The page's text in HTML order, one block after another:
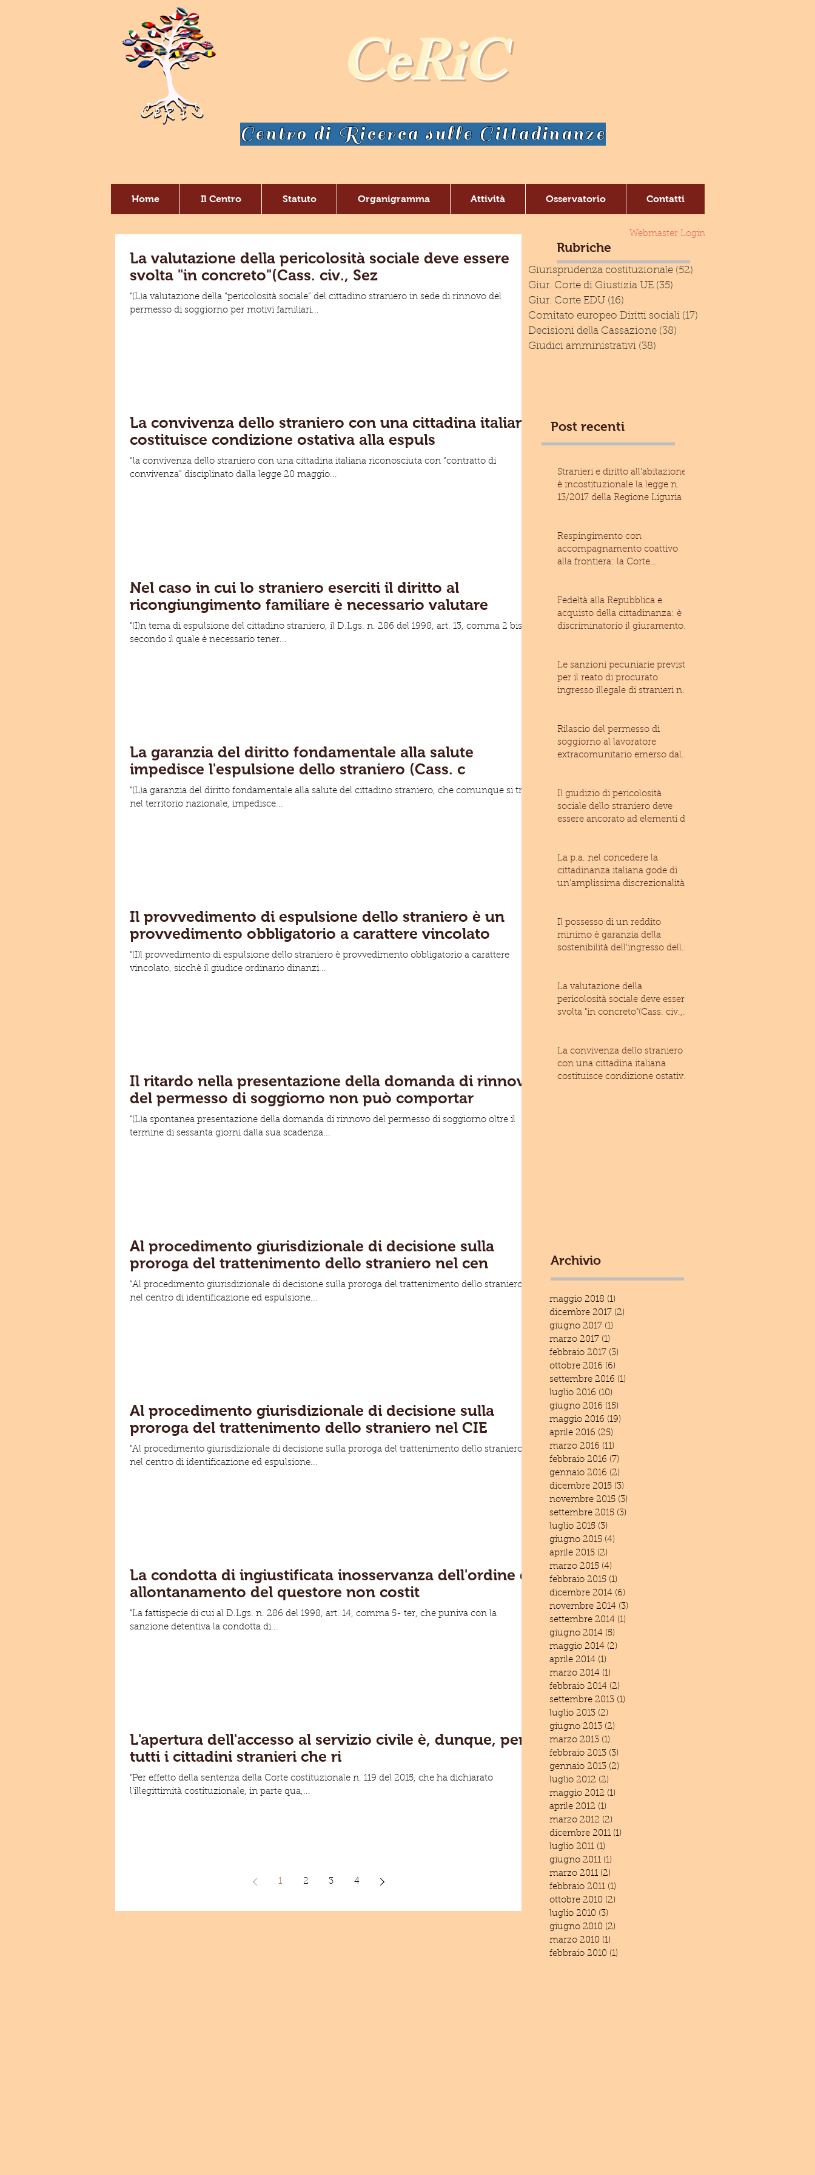
CeRiC
Centro di Ricerca sulle Cittadinanze
Home Il Centro Statuto Organigramma Attività Osservatorio Contatti
La valutazione della pericolosità sociale deve essere
svolta "in concreto"(Cass. civ., Sez
"(L)a valutazione della “pericolosità sociale” del cittadino straniero in sede di rinnovo del
permesso di soggiorno per motivi familiari...
La convivenza dello straniero con una cittadina italiana
costituisce condizione ostativa alla espuls
“la convivenza dello straniero con una cittadina italiana riconosciuta con “contratto di
convivenza” disciplinato dalla legge 20 maggio...
Nel caso in cui lo straniero eserciti il diritto al
ricongiungimento familiare è necessario valutare
"(I)n tema di espulsione del cittadino straniero, il D.Lgs. n. 286 del 1998, art. 13, comma 2 bis,
secondo il quale è necessario tener...
La garanzia del diritto fondamentale alla salute
impedisce l'espulsione dello straniero (Cass. c
"(L)a garanzia del diritto fondamentale alla salute del cittadino straniero, che comunque si trovi
nel territorio nazionale, impedisce...
Il provvedimento di espulsione dello straniero è un
provvedimento obbligatorio a carattere vincolato
"(I)l provvedimento di espulsione dello straniero è provvedimento obbligatorio a carattere
vincolato, sicchè il giudice ordinario dinanzi...
Il ritardo nella presentazione della domanda di rinnovo
del permesso di soggiorno non può comportar
"(L)a spontanea presentazione della domanda di rinnovo del permesso di soggiorno oltre il
termine di sessanta giorni dalla sua scadenza...
Al procedimento giurisdizionale di decisione sulla
proroga del trattenimento dello straniero nel cen
"Al procedimento giurisdizionale di decisione sulla proroga del trattenimento dello straniero
nel centro di identificazione ed espulsione...
Al procedimento giurisdizionale di decisione sulla
proroga del trattenimento dello straniero nel CIE
"Al procedimento giurisdizionale di decisione sulla proroga del trattenimento dello straniero
nel centro di identificazione ed espulsione...
La condotta di ingiustificata inosservanza dell'ordine di
allontanamento del questore non costit
"La fattispecie di cui al D.Lgs. n. 286 del 1998, art. 14, comma 5- ter, che puniva con la
sanzione detentiva la condotta di...
L'apertura dell'accesso al servizio civile è, dunque, per
tutti i cittadini stranieri che ri
"Per effetto della sentenza della Corte costituzionale n. 119 del 2015, che ha dichiarato
l'illegittimità costituzionale, in parte qua,...
1 2 3 4
Rubriche
Giurisprudenza costituzionale (52)
Giur. Corte di Giustizia UE (35)
Giur. Corte EDU (16)
Comitato europeo Diritti sociali (17)
Decisioni della Cassazione (38)
Giudici amministrativi (38)
Post recenti
Stranieri e diritto all'abitazione:
è incostituzionale la legge n.
13/2017 della Regione Liguria
Respingimento con
accompagnamento coattivo
alla frontiera: la Corte
Fedeltà alla Repubblica e
acquisto della cittadinanza: è
discriminatorio il giuramento
Le sanzioni pecuniarie previste
per il reato di procurato
ingresso illegale di stranieri nel
Rilascio del permesso di
soggiorno al lavoratore
extracomunitario emerso dal
Il giudizio di pericolosità
sociale dello straniero deve
essere ancorato ad elementi di
La p.a. nel concedere la
cittadinanza italiana gode di
un'amplissima discrezionalità
Il possesso di un reddito
minimo è garanzia della
sostenibilità dell'ingresso dello
La valutazione della
pericolosità sociale deve essere
svolta "in concreto"(Cass. civ.,
La convivenza dello straniero
con una cittadina italiana
costituisce condizione ostativa
Archivio
maggio 2018 (1)
dicembre 2017 (2)
giugno 2017 (1)
marzo 2017 (1)
febbraio 2017 (3)
ottobre 2016 (6)
settembre 2016 (1)
luglio 2016 (10)
giugno 2016 (15)
maggio 2016 (19)
aprile 2016 (25)
marzo 2016 (11)
febbraio 2016 (7)
gennaio 2016 (2)
dicembre 2015 (3)
novembre 2015 (3)
settembre 2015 (3)
luglio 2015 (3)
giugno 2015 (4)
aprile 2015 (2)
marzo 2015 (4)
febbraio 2015 (1)
dicembre 2014 (6)
novembre 2014 (3)
settembre 2014 (1)
giugno 2014 (5)
maggio 2014 (2)
aprile 2014 (1)
marzo 2014 (1)
febbraio 2014 (2)
settembre 2013 (1)
luglio 2013 (2)
giugno 2013 (2)
marzo 2013 (1)
febbraio 2013 (3)
gennaio 2013 (2)
luglio 2012 (2)
maggio 2012 (1)
aprile 2012 (1)
marzo 2012 (2)
dicembre 2011 (1)
luglio 2011 (1)
giugno 2011 (1)
marzo 2011 (2)
febbraio 2011 (1)
ottobre 2010 (2)
luglio 2010 (3)
giugno 2010 (2)
marzo 2010 (1)
febbraio 2010 (1)
Webmaster Login